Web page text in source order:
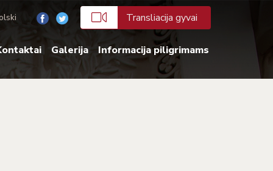
Transliacija gyvai
Galerija
Informacija piligrimams